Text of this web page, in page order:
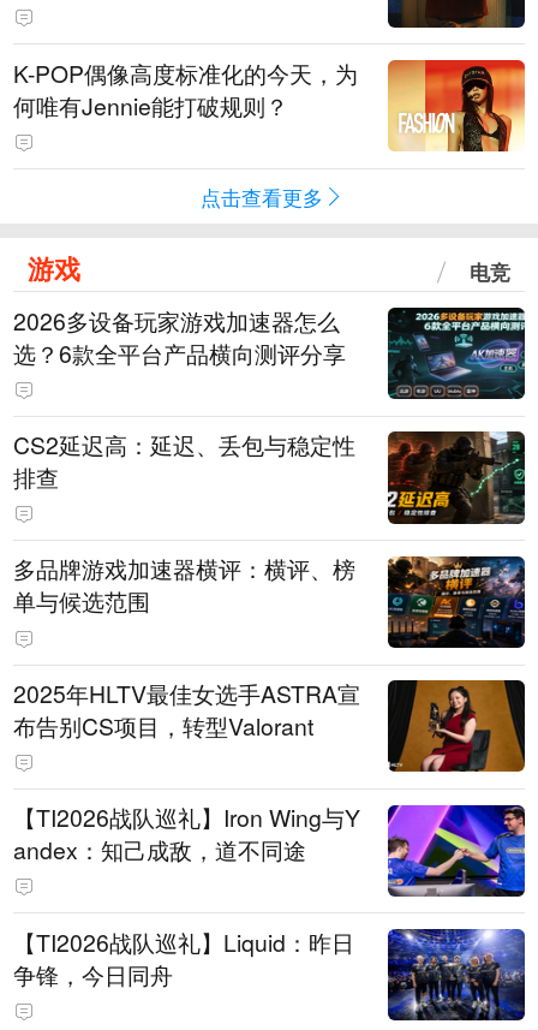
K-POP偶像高度标准化的今天，为
何唯有Jennie能打破规则？
点击查看更多
游戏 电竞
2026多设备玩家游戏加速器怎么
选？6款全平台产品横向测评分享
CS2延迟高：延迟、丢包与稳定性
排查
多品牌游戏加速器横评：横评、榜
单与候选范围
2025年HLTV最佳女选手ASTRA宣
布告别CS项目，转型Valorant
【TI2026战队巡礼】Iron Wing与Y
andex：知己成敌，道不同途
【TI2026战队巡礼】Liquid：昨日
争锋，今日同舟